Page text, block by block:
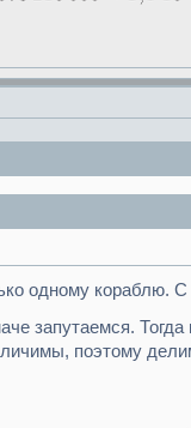
одному кораблю.
запутаемся.
поэтому